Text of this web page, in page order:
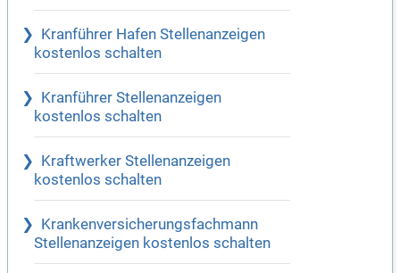
Kranführer Hafen Stellenanzeigen
kostenlos schalten
Kranführer Stellenanzeigen
kostenlos schalten
Kraftwerker Stellenanzeigen
kostenlos schalten
Krankenversicherungsfachmann
Stellenanzeigen kostenlos schalten